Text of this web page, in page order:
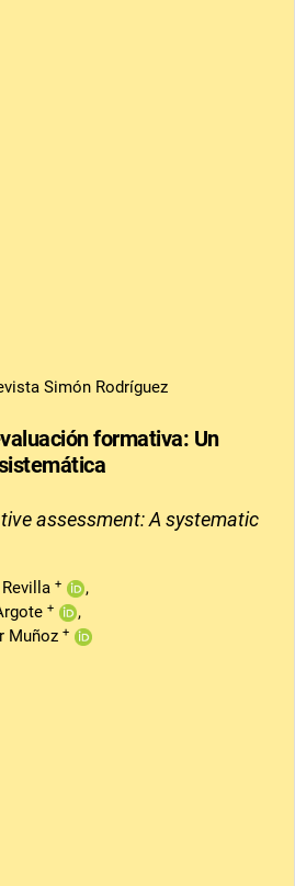
Simón Rodríguez
formativa: Un
assessment: A systematic
+
+
Muñoz +